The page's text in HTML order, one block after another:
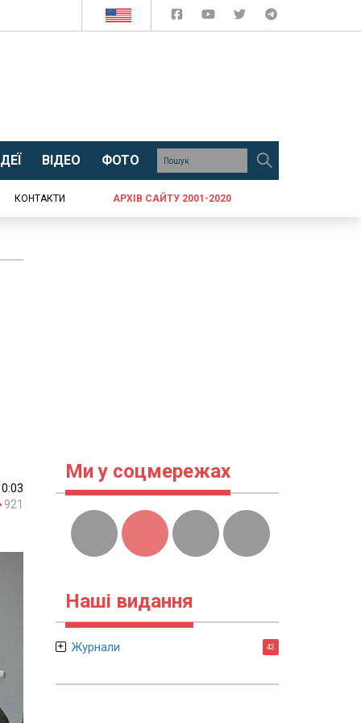
ВІДЕО ФОТО
КОНТАКТИ АРХІВ САЙТУ 2001-2020
921
Ми у соцмережах
Наші видання
Журнали 42